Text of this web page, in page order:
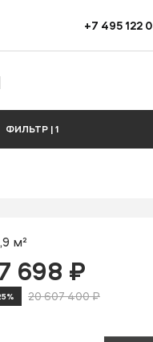
+7 495 122
ФИЛЬТР | 1
м²
698 ₽
20 607 400 ₽